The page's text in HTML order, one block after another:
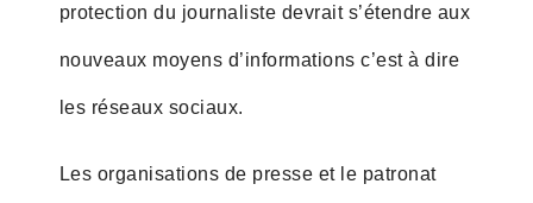
protection du journaliste devrait s’étendre aux
nouveaux moyens d’informations c’est à dire
les réseaux sociaux.
Les organisations de presse et le patronat